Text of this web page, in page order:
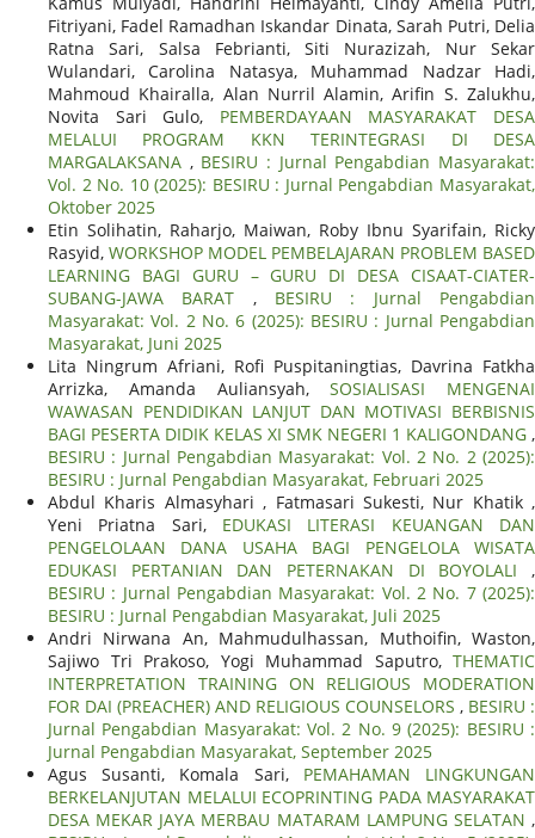
Fitriyani, Fadel Ramadhan Iskandar Dinata, Sarah Putri, Delia
Ratna Sari, Salsa Febrianti, Siti Nurazizah, Nur Sekar
Wulandari, Carolina Natasya, Muhammad Nadzar Hadi,
Mahmoud Khairalla, Alan Nurril Alamin, Arifin S. Zalukhu,
Novita Sari Gulo, PEMBERDAYAAN MASYARAKAT DESA
MELALUI PROGRAM KKN TERINTEGRASI DI DESA
MARGALAKSANA , BESIRU : Jurnal Pengabdian Masyarakat:
Vol. 2 No. 10 (2025): BESIRU : Jurnal Pengabdian Masyarakat,
Oktober 2025
Etin Solihatin, Raharjo, Maiwan, Roby Ibnu Syarifain, Ricky
Rasyid, WORKSHOP MODEL PEMBELAJARAN PROBLEM BASED
LEARNING BAGI GURU – GURU DI DESA CISAAT-CIATER-
SUBANG-JAWA BARAT , BESIRU : Jurnal Pengabdian
Masyarakat: Vol. 2 No. 6 (2025): BESIRU : Jurnal Pengabdian
Masyarakat, Juni 2025
Lita Ningrum Afriani, Rofi Puspitaningtias, Davrina Fatkha
Arrizka, Amanda Auliansyah,SOSIALISASI MENGENAI
WAWASAN PENDIDIKAN LANJUT DAN MOTIVASI BERBISNIS
BAGI PESERTA DIDIK KELAS XI SMK NEGERI 1 KALIGONDANG ,
BESIRU : Jurnal Pengabdian Masyarakat: Vol. 2 No. 2 (2025):
BESIRU : Jurnal Pengabdian Masyarakat, Februari 2025
Abdul Kharis Almasyhari , Fatmasari Sukesti, Nur Khatik ,
Yeni Priatna Sari, EDUKASI LITERASI KEUANGAN DAN
PENGELOLAAN DANA USAHA BAGI PENGELOLA WISATA
EDUKASI PERTANIAN DAN PETERNAKAN DI BOYOLALI ,
BESIRU : Jurnal Pengabdian Masyarakat: Vol. 2 No. 7 (2025):
BESIRU : Jurnal Pengabdian Masyarakat, Juli 2025
Andri Nirwana An, Mahmudulhassan, Muthoifin, Waston,
Sajiwo Tri Prakoso, Yogi Muhammad Saputro, THEMATIC
INTERPRETATION TRAINING ON RELIGIOUS MODERATION
FOR DAI (PREACHER) AND RELIGIOUS COUNSELORS , BESIRU :
Jurnal Pengabdian Masyarakat: Vol. 2 No. 9 (2025): BESIRU :
Jurnal Pengabdian Masyarakat, September 2025
Agus Susanti, Komala Sari, PEMAHAMAN LINGKUNGAN
BERKELANJUTAN MELALUI ECOPRINTING PADA MASYARAKAT
DESA MEKAR JAYA MERBAU MATARAM LAMPUNG SELATAN ,